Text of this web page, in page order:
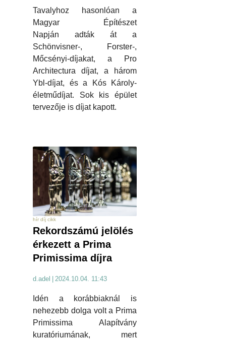
Tavalyhoz hasonlóan a
Magyar Építészet
Napján adták át a
Schönvisner-, Forster-,
Mőcsényi-díjakat, a Pro
Architectura díjat, a három
Ybl-díjat, és a Kós Károly-
életműdíjat. Sok kis épület
tervezője is díjat kapott.
hír díj cikk
Rekordszámú jelölés
érkezett a Prima
Primissima díjra
d.adel 2024.10.04. 11:43
Idén a korábbiaknál is
nehezebb dolga volt a Prima
Primissima Alapítvány
kuratóriumának, mert